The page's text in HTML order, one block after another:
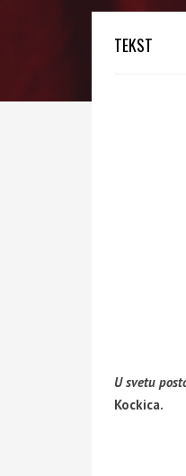
TEKST
U svetu
Kockica.